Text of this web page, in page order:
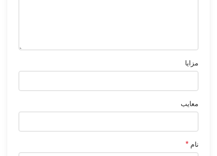
مزایا
معایب
نام *